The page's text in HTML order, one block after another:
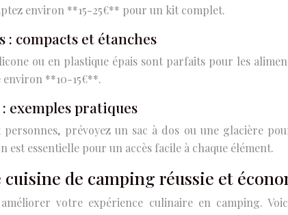
environ **15-25€** pour un kit complet.
: compacts et étanches
ou en plastique épais sont parfaits pour les
environ **10-15€**.
exemples pratiques
prévoyez un sac à dos ou une glacière
est essentielle pour un accès facile à chaque élément.
de camping réussie et
améliorer votre expérience culinaire en camping.